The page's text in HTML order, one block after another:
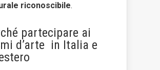
riconoscibile.
partecipare ai
d’arte in Italia e